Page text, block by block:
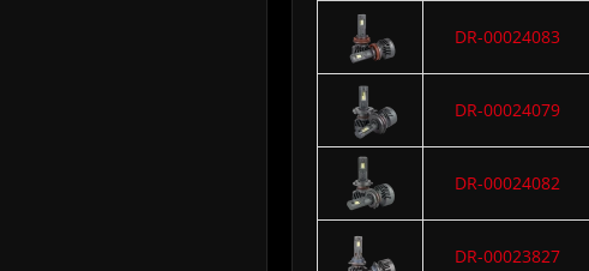
DR-00024083
DR-00024079
DR-00024082
DR-00023827